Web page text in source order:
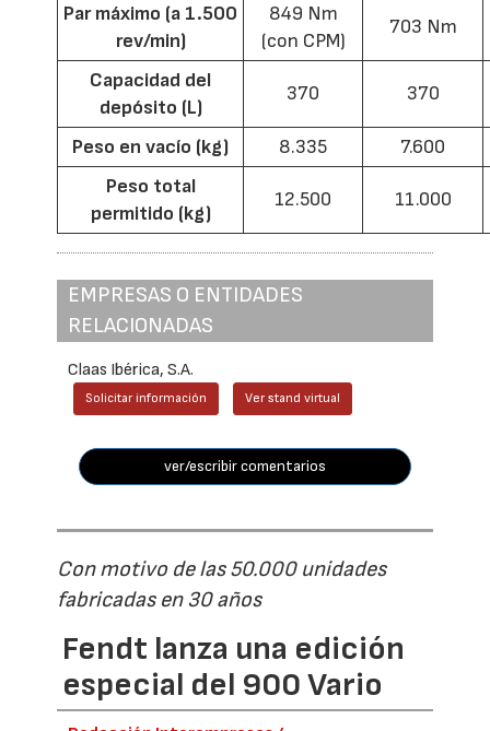
Par máximo (a 1.500
rev/min)
849 Nm
(con CPM)
703 Nm
Capacidad del
depósito (L)
370 370
Peso en vacío (kg) 8.335
7.600
Peso total
permitido (kg)
12.500 11.000
EMPRESAS O ENTIDADES
RELACIONADAS
Claas Ibérica, S.A.
Solicitar información Ver stand virtual
ver/escribir comentarios
Con motivo de las 50.000 unidades
fabricadas en 30 años
Fendt lanza una edición
especial del 900 Vario